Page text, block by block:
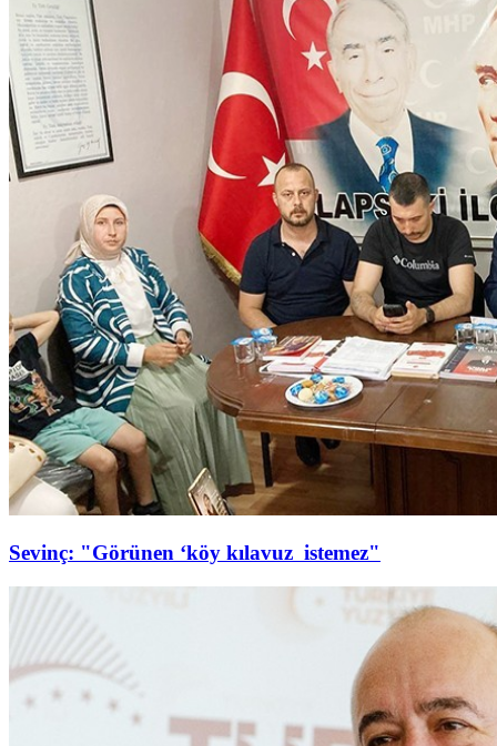
Sevinç: "Görünen ‘köy kılavuz istemez"